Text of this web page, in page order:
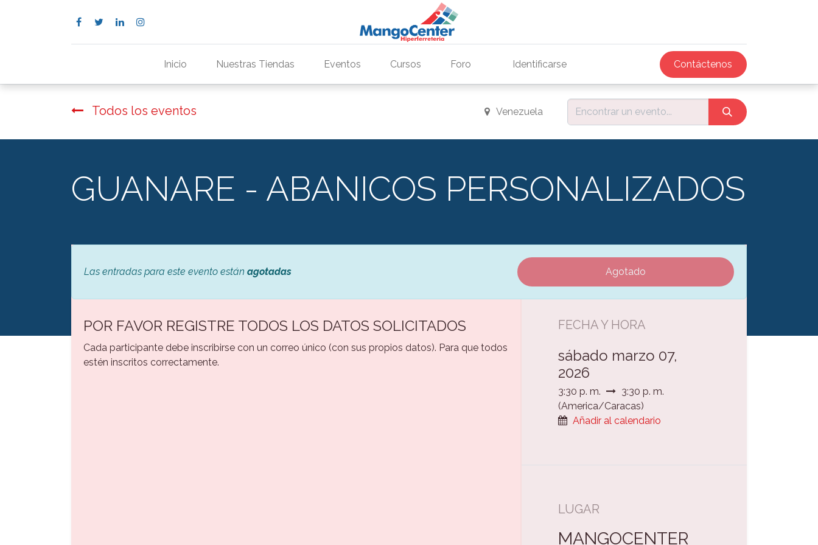
Inicio Nuestras Tiendas Eventos Cursos Foro Identificarse Contáctenos
Todos los eventos Venezuela
GUANARE - ABANICOS PERSONALIZADOS
Las entradas para este evento están agotadas Agotado
POR FAVOR REGISTRE TODOS LOS DATOS SOLICITADOS
Cada participante debe inscribirse con un correo único (con sus propios datos). Para que todos
estén inscritos correctamente.
FECHA Y HORA
sábado marzo 07,
2026
3:30 p. m.
3:30 p. m.
(America/Caracas)
Añadir al calendario
LUGAR
MANGOCENTER